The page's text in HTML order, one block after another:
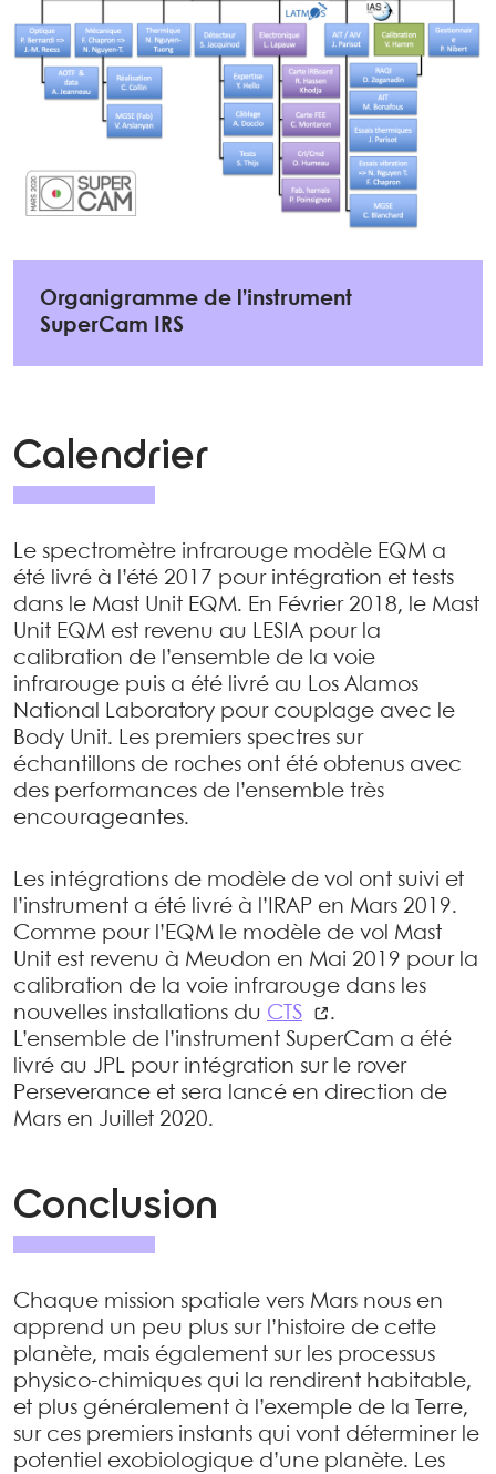
Organigramme de l’instrument
SuperCam IRS
Calendrier
Le spectromètre infrarouge modèle EQM a
été livré à l’été 2017 pour intégration et tests
dans le Mast Unit EQM. En Février 2018, le Mast
Unit EQM est revenu au LESIA pour la
calibration de l’ensemble de la voie
infrarouge puis a été livré au Los Alamos
National Laboratory pour couplage avec le
Body Unit. Les premiers spectres sur
échantillons de roches ont été obtenus avec
des performances de l’ensemble très
encourageantes.
Les intégrations de modèle de vol ont suivi et
l’instrument a été livré à l’IRAP en Mars 2019.
Comme pour l’EQM le modèle de vol Mast
Unit est revenu à Meudon en Mai 2019 pour la
calibration de la voie infrarouge dans les
nouvelles installations du CTS
.
L’ensemble de l’instrument SuperCam a été
livré au JPL pour intégration sur le rover
Perseverance et sera lancé en direction de
Mars en Juillet 2020.
Conclusion
Chaque mission spatiale vers Mars nous en
apprend un peu plus sur l’histoire de cette
planète, mais également sur les processus
physico-chimiques qui la rendirent habitable,
et plus généralement à l’exemple de la Terre,
sur ces premiers instants qui vont déterminer le
potentiel exobiologique d’une planète. Les